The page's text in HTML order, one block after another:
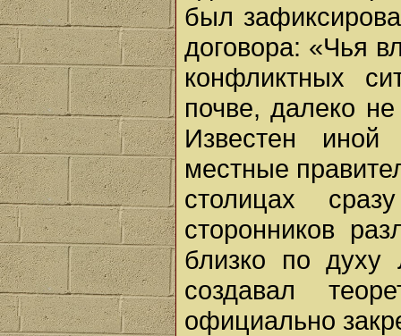
был
договора: «Чья
конфликтных
почве, далеко
Известен иной
местные
столицах
сторонников
близко по
создавал
официально